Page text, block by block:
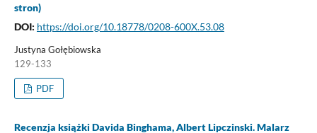
stron)
DOI: https://doi.org/10.18778/0208-600X.53.08
Justyna Gołębiowska
129-133
PDF
Recenzja książki Davida Binghama, Albert Lipczinski. Malarz